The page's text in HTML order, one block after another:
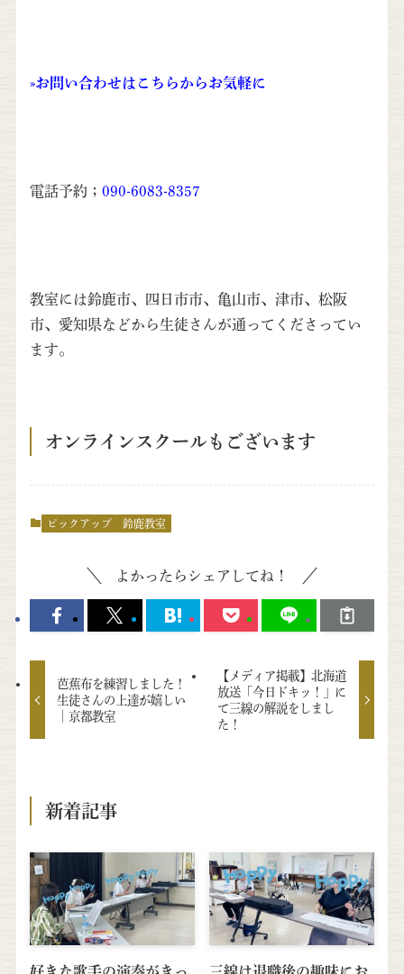
»お問い合わせはこちらからお気軽に
電話予約； 090-6083-8357
教室には鈴鹿市、四日市市、亀山市、津市、松阪
市、愛知県などから生徒さんが通ってくださってい
ます。
オンラインスクールもございます
ピックアップ 鈴鹿教室
よかったらシェアしてね！
芭蕉布を練習しました！
生徒さんの上達が嬉しい
│京都教室
【メディア掲載】北海道
放送「今日ドキッ！」に
て三線の解説をしまし
た！
新着記事
好きな歌手の演奏がきっ 三線は退職後の趣味にお